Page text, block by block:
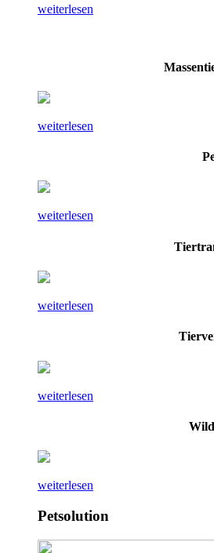
weiterlesen
weiterlesen
weiterlesen
weiterlesen
weiterlesen
weiterlesen
Petsolution